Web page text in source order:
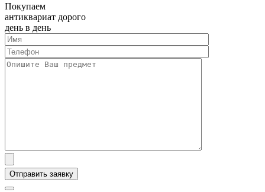
Покупаем
антиквариат дорого
день в день